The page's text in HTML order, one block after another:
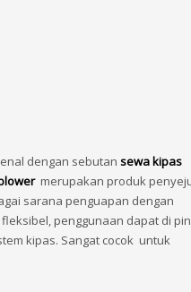
dengan sebutan sewa kipas
merupakan produk
sarana penguapan dengan
penggunaan dapat di
kipas. Sangat cocok untuk